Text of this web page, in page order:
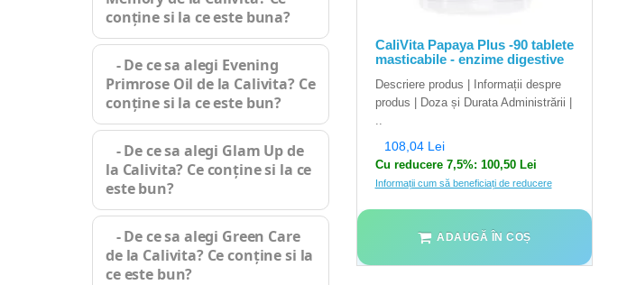
conține si la ce este buna?
- De ce sa alegi Evening
Primrose Oil de la Calivita? Ce
conține si la ce este bun?
- De ce sa alegi Glam Up de
la Calivita? Ce conține si la ce
este bun?
- De ce sa alegi Green Care
de la Calivita? Ce conține si la
ce este bun?
CaliVita Papaya Plus -90 tablete
masticabile - enzime digestive
Descriere produs | Informații despre
produs | Doza și Durata Administrării |
..
108,04 Lei
Cu reducere 7,5%: 100,50 Lei
Informații cum să beneficiați de reducere
ADAUGĂ ÎN COȘ